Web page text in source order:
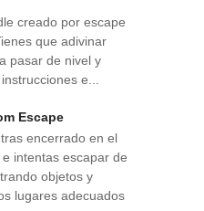
creado por escape
que adivinar
pasar de nivel y
e...
Escape
encerrado en el
intentas escapar de
objetos y
lugares adecuados